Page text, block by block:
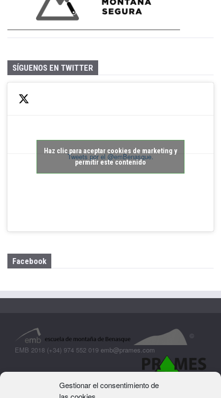
Gestionar el consentimiento de
SÍGUENOS EN TWITTER
Tweets por el @emBenasque.
Haz clic para aceptar cookies de marketing y
permitir este contenido
Facebook
©
EMB 2018 (+34) 974 552 019 emb@prames.com